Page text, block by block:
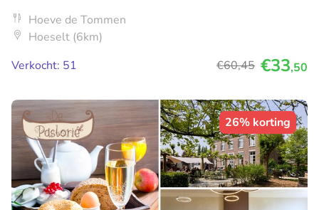
Hoeve de Tommen
Hoeselt (6km)
Verkocht: 51
€60,45 €33,50
26% korting